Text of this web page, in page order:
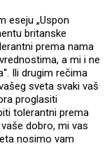
eseju „Uspon
britanske
prema nama
a mi i ne
Ili drugim rečima
sveta svaki vaš
proglasiti
tolerantni prema
dobro, mi vas
nosimo vam